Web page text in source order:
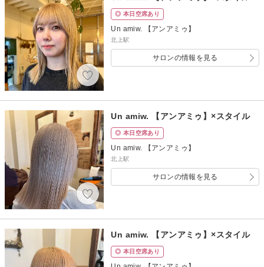
◎ 本日空席あり
Un amiw. 【アンアミゥ】
北上駅
サロンの情報を見る
Un amiw. 【アンアミゥ】×スタイル
◎ 本日空席あり
Un amiw. 【アンアミゥ】
北上駅
サロンの情報を見る
Un amiw. 【アンアミゥ】×スタイル
◎ 本日空席あり